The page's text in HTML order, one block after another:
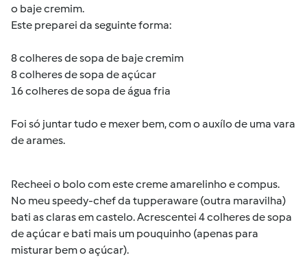
o baje cremim.
Este preparei da seguinte forma:
8 colheres de sopa de baje cremim
8 colheres de sopa de açúcar
16 colheres de sopa de água fria
Foi só juntar tudo e mexer bem, com o auxílo de uma vara
de arames.
Recheei o bolo com este creme amarelinho e compus.
No meu speedy-chef da tupperaware (outra maravilha)
bati as claras em castelo. Acrescentei 4 colheres de sopa
de açúcar e bati mais um pouquinho (apenas para
misturar bem o açúcar).